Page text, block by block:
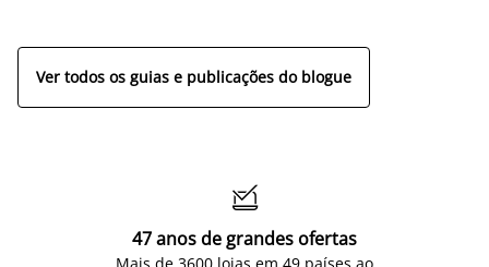
Ver todos os guias e publicações do blogue

47 anos de grandes ofertas